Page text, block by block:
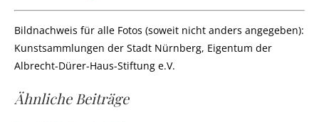
Bildnachweis für alle Fotos (soweit nicht anders angegeben):
Kunstsammlungen der Stadt Nürnberg, Eigentum der
Albrecht-Dürer-Haus-Stiftung e.V.
Ähnliche Beiträge